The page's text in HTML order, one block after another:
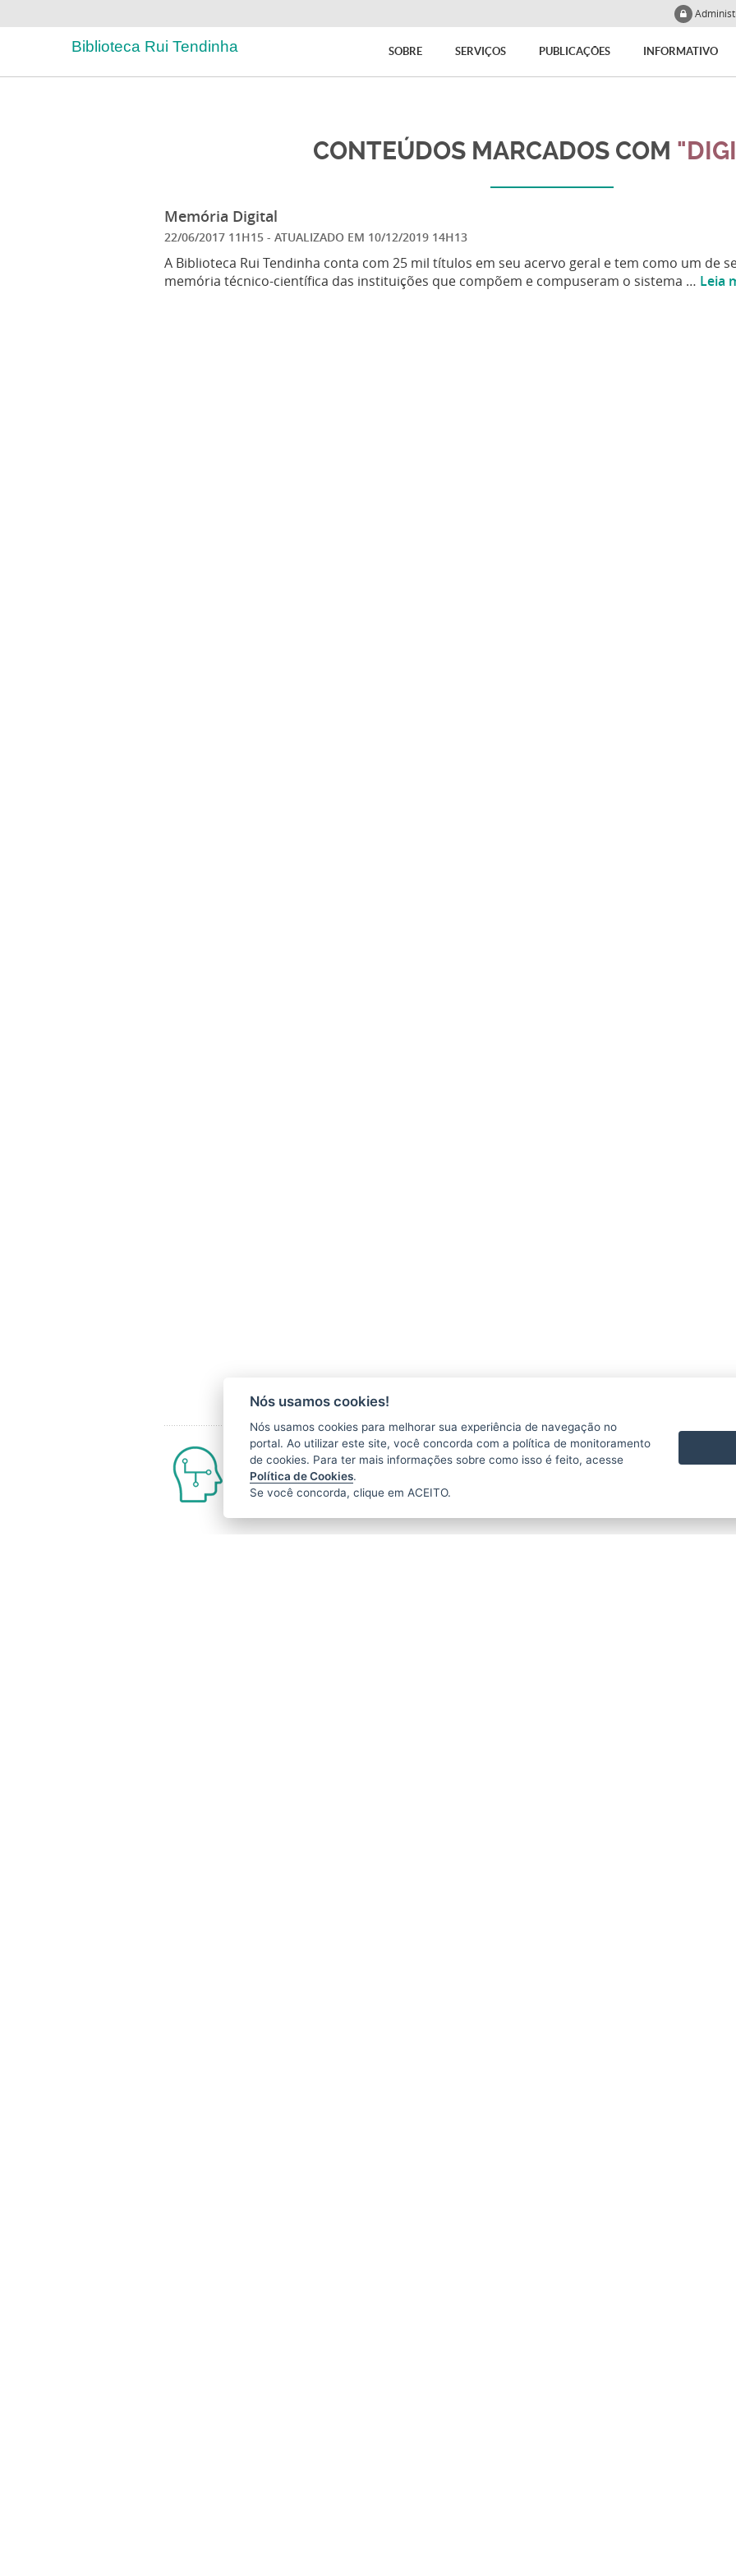
Biblioteca Rui Tendinha SOBRE SERVIÇOS PUBLICAÇÕES INFORMATIVO
CONTEÚDOS MARCADOS COM
Memória Digital
22/06/2017 11H15 - ATUALIZADO EM 10/12/2019 14H13
A Biblioteca Rui Tendinha conta com 25 mil títulos em seu acervo geral e tem como um de
memória técnico-científica das instituições que compõem e compuseram o sistema … Leia
MEMÓRIA DIGITAL
Por meio do projeto Memória Digital, a memória institucional está
e pode ser acessado pelo site da Biblioteca.
Nós usamos cookies!
Nós usamos cookies para melhorar sua experiência de navegação no
portal. Ao utilizar este site, você concorda com a política de monitoramento
de cookies. Para ter mais informações sobre como isso é feito, acesse
Política de Cookies.
Se você concorda, clique em ACEITO.